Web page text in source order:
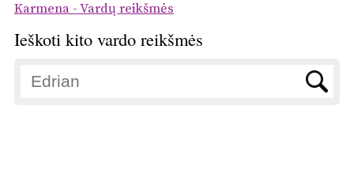
Karmena - Vardų reikšmės
Ieškoti kito vardo reikšmės